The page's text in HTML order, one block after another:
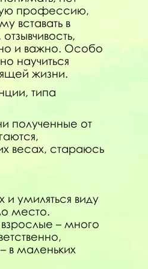
профессию,
вставать в
и важно. Особо
научиться
жизни.
типа
полученные от
весах, стараюсь
и умиляться виду
место.
– много
в маленьких